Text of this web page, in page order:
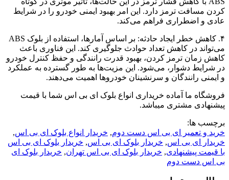
کردن مسافت ترمز دارد. این امر بهبود ایمنی خودرو را در شرایط
عادی و اضطراری فراهم می‌کند.
۴. کاهش خطر ایجاد حادثه: بر اساس آمارها، استفاده از بلوک ABS
می‌تواند در کاهش تعداد حوادث جلوگیری کند. این فناوری باعث
کاهش زمان ترمز کردن، بهبود قدرت رانندگی و حفظ کنترل خودرو
در شرایط دشوار، می‌شود. این مزیت‌ها به طور گسترده به عملکرد
و ایمنی رانندگان و سرنشینان خودروها اهمیت می‌دهند.
فروشگاه ما آماده خریداری انواع بلوک ای بی اس شما با قیمت
پیشنهادی مشتری میباشد.
برچسب ها:
خرید و تعمیر ای بی اس دست دوم, خریدار انواع بلوک ای بی اس,
خریدار ای بی اس, خریدار بلوک ای بی اس, خریدار بلوک ای بی اس
با قیمت پیشنهادی, خریدار بلوک ای بی اس تهران, خریدار بلوک ای
بی اس دست دوم